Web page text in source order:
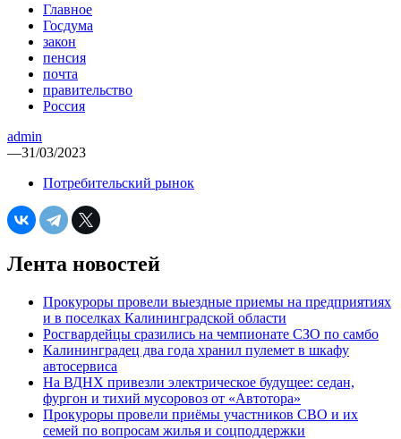
Главное
Госдума
закон
пенсия
почта
правительство
Россия
admin
—31/03/2023
Потребительский рынок
Лента новостей
Прокуроры провели выездные приемы на предприятиях
и в поселках Калининградской области
Росгвардейцы сразились на чемпионате СЗО по самбо
Калининградец два года хранил пулемет в шкафу
автосервиса
На ВДНХ привезли электрическое будущее: седан,
фургон и тихий мусоровоз от «Автотора»
Прокуроры провели приёмы участников СВО и их
семей по вопросам жилья и соцподдержки